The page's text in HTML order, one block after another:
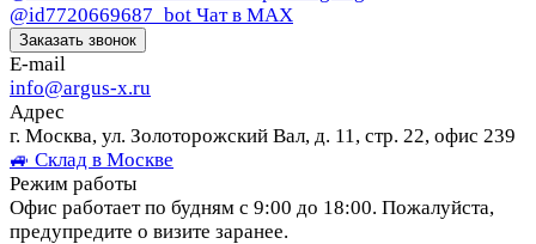
@id7720669687_bot Чат в МАХ
Заказать звонок
E-mail
info@argus-x.ru
Адрес
г. Москва, ул. Золоторожский Вал, д. 11, стр. 22, офис 239
🚙 Склад в Москве
Режим работы
Офис работает по будням с 9:00 до 18:00. Пожалуйста,
предупредите о визите заранее.